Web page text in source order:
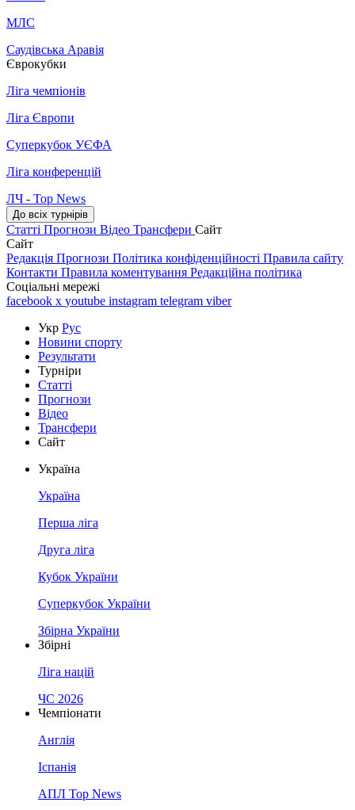
МЛС
Саудівська Аравія
Єврокубки
Ліга чемпіонів
Ліга Європи
Суперкубок УЄФА
Ліга конференцій
ЛЧ - Top News
До всіх турнірів
Статті Прогнози Відео Трансфери Сайт
Сайт
Редакція Прогнози Політика конфіденційності Правила сайту
Контакти Правила коментування Редакційна політика
Соціальні мережі
facebook x youtube instagram telegram viber
Укр Рус
Новини спорту
Результати
Турніри
Статті
Прогнози
Відео
Трансфери
Сайт
Україна
Україна
Перша ліга
Друга ліга
Кубок України
Суперкубок України
Збірна України
Збірні
Ліга націй
ЧС 2026
Чемпіонати
Англія
Іспанія
АПЛ Top News